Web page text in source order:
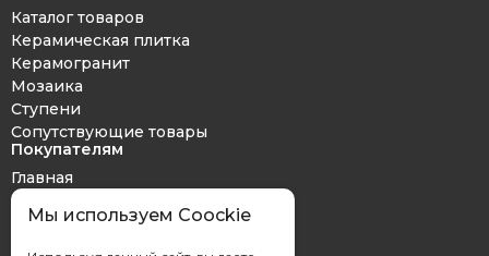
Каталог товаров
Керамическая плитка
Керамогранит
Мозаика
Ступени
Сопутствующие товары
Покупателям
Главная
Дизайн проект
Оплата и доставка
Мы используем Coockie